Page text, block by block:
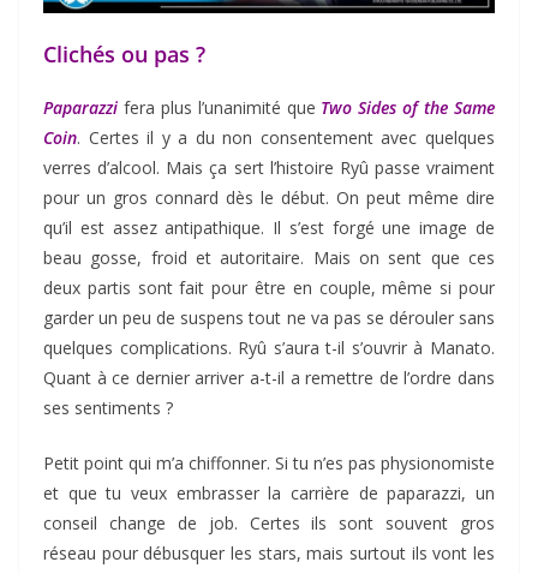
Clichés ou pas ?
Paparazzi fera plus l’unanimité que Two Sides of the Same
Coin. Certes il y a du non consentement avec quelques
verres d’alcool. Mais ça sert l’histoire Ryû passe vraiment
pour un gros connard dès le début. On peut même dire
qu’il est assez antipathique. Il s’est forgé une image de
beau gosse, froid et autoritaire. Mais on sent que ces
deux partis sont fait pour être en couple, même si pour
garder un peu de suspens tout ne va pas se dérouler sans
quelques complications. Ryû s’aura t-il s’ouvrir à Manato.
Quant à ce dernier arriver a-t-il a remettre de l’ordre dans
ses sentiments ?
Petit point qui m’a chiffonner. Si tu n’es pas physionomiste
et que tu veux embrasser la carrière de paparazzi, un
conseil change de job. Certes ils sont souvent gros
réseau pour débusquer les stars, mais surtout ils vont les